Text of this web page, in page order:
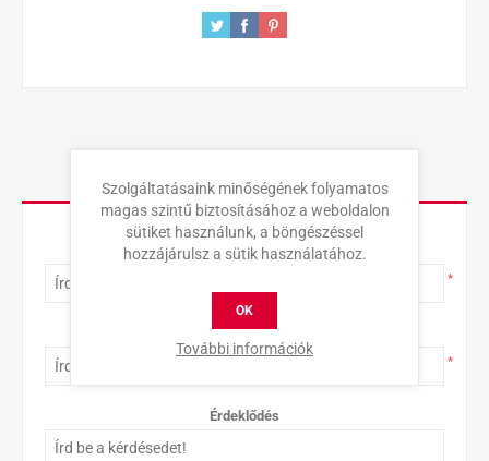
Teljes név
*
E-mail-cím
*
Érdeklődés
Szolgáltatásaink minőségének folyamatos
magas szintű biztosításához a weboldalon
sütiket használunk, a böngészéssel
hozzájárulsz a sütik használatához.
OK
További információk